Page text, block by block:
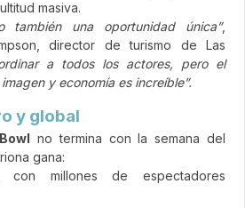
masiva.
también una oportunidad única”,
director de turismo de Las
a todos los actores, pero el
y economía es increíble”.
y global
no termina con la semana del
gana:
con millones de espectadores